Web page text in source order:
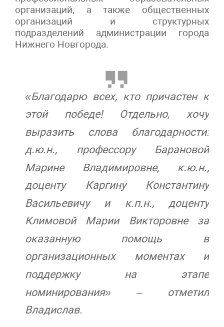
организаций, а также общественных
организаций и структурных
подразделений администрации города
Нижнего Новгорода.
«Благодарю всех, кто причастен к
этой победе! Отдельно, хочу
выразить слова благодарности:
д.ю.н., профессору Барановой
Марине Владимировне, к.ю.н.,
доценту Каргину Константину
Васильевичу и к.п.н., доценту
Климовой Марии Викторовне за
оказанную помощь в
организационных моментах и
поддержку на этапе
номинирования» – отметил
Владислав.